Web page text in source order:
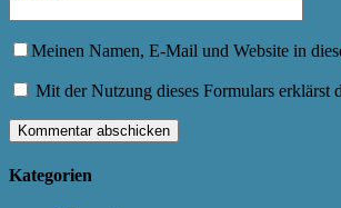
Meinen Namen, E-Mail und Website in
Mit der Nutzung dieses Formulars erklärst
Kategorien